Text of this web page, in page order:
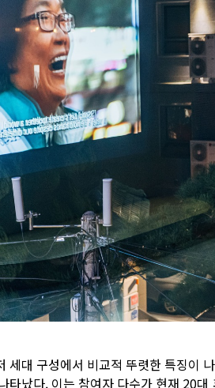
세대 구성에서 비교적 뚜렷한 특징이
타났다. 이는 참여자 다수가 현재 20